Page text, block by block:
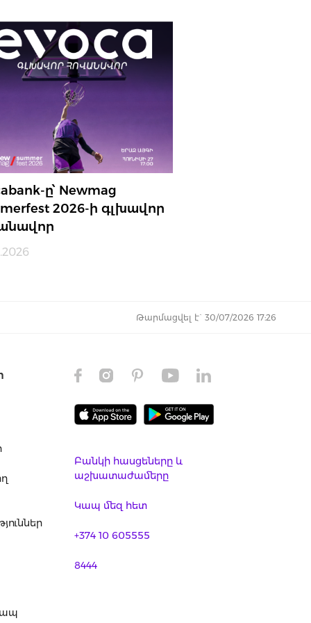
ը՝ Newmag
2026-ի գլխավոր
Թարմացվել է` 30/07/2026 17:26
Բանկի հասցեները և
աշխատաժամերը
Կապ մեզ հետ
+374 10 605555
8444